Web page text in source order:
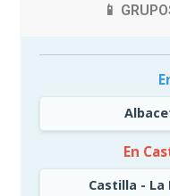
📱
En
Castilla - La